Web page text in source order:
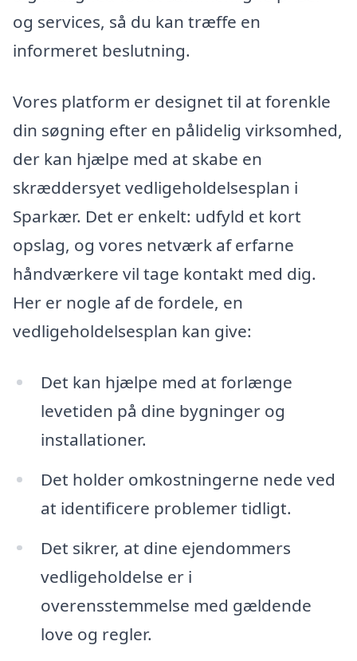
og services, så du kan træffe en
informeret beslutning.
Vores platform er designet til at forenkle
din søgning efter en pålidelig virksomhed,
der kan hjælpe med at skabe en
skræddersyet vedligeholdelsesplan i
Sparkær. Det er enkelt: udfyld et kort
opslag, og vores netværk af erfarne
håndværkere vil tage kontakt med dig.
Her er nogle af de fordele, en
vedligeholdelsesplan kan give:
Det kan hjælpe med at forlænge
levetiden på dine bygninger og
installationer.
Det holder omkostningerne nede ved
at identificere problemer tidligt.
Det sikrer, at dine ejendommers
vedligeholdelse er i
overensstemmelse med gældende
love og regler.